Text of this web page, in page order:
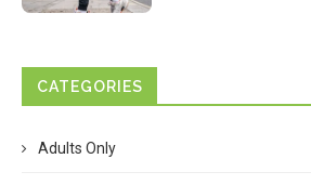
CATEGORIES
Adults Only